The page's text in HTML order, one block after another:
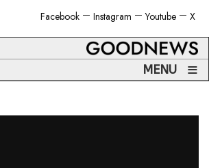
X
Youtube
Instagram
Facebook
MENU ≡